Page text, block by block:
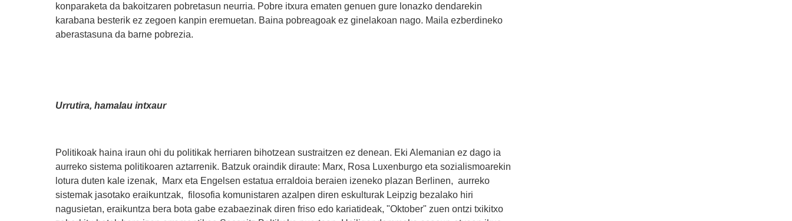
konparaketa da bakoitzaren pobretasun neurria. Pobre itxura ematen genuen gure lonazko dendarekin
karabana besterik ez zegoen kanpin eremuetan. Baina pobreagoak ez ginelakoan nago. Maila ezberdineko
aberastasuna da barne pobrezia.
Urrutira, hamalau intxaur
Politikoak haina iraun ohi du politikak herriaren bihotzean sustraitzen ez denean. Eki Alemanian ez dago ia
aurreko sistema politikoaren aztarrenik. Batzuk oraindik diraute: Marx, Rosa Luxenburgo eta sozialismoarekin
lotura duten kale izenak, Marx eta Engelsen estatua erraldoia beraien izeneko plazan Berlinen, aurreko
sistemak jasotako eraikuntzak, filosofia komunistaren azalpen diren eskulturak Leipzig bezalako hiri
nagusietan, eraikuntza bera bota gabe ezabaezinak diren friso edo kariatideak, "Oktober" zuen ontzi txikitxo